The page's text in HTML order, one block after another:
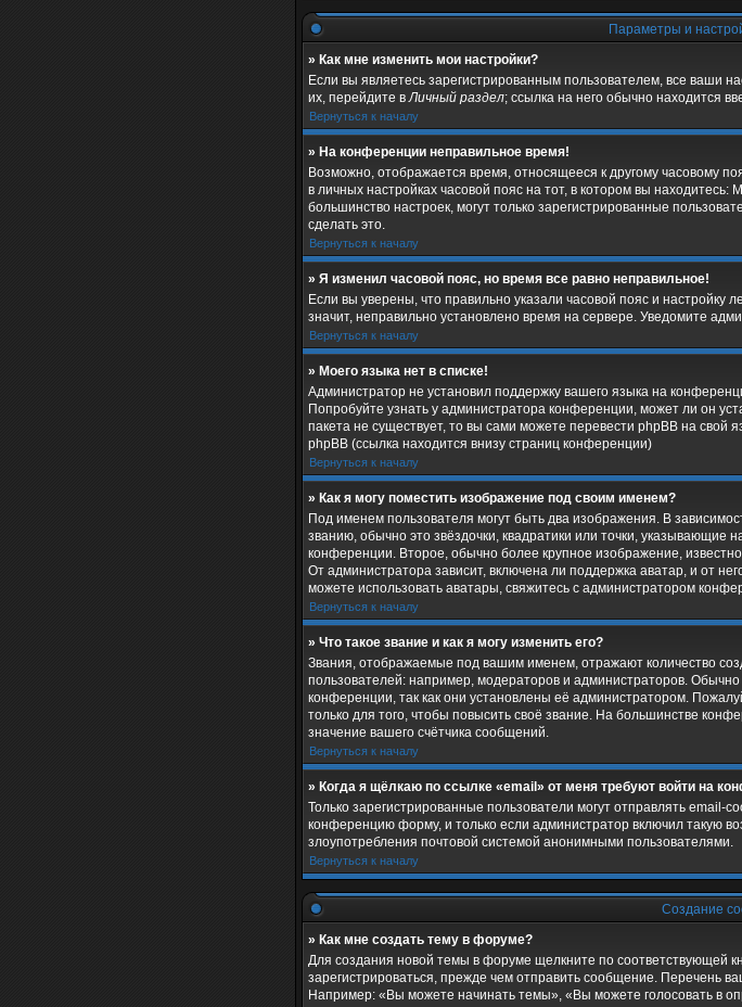
Параметры и
» Как мне изменить мои настройки?
Если вы являетесь зарегистрированным пользователем, все ваши
их, перейдите вЛичный раздел; ссылка на него обычно находится
Вернуться к началу
» На конференции неправильное время!
Возможно, отображается время, относящееся к другому часовому
в личных настройках часовой пояс на тот, в котором вы находитесь:
большинство настроек, могут только зарегистрированные
сделать это.
Вернуться к началу
» Я изменил часовой пояс, но время все равно неправильное!
Если вы уверены, что правильно указали часовой пояс и
значит, неправильно установлено время на сервере. Уведомите
Вернуться к началу
» Моего языка нет в списке!
Администратор не установил поддержку вашего языка на
Попробуйте узнать у администратора конференции, может ли он
пакета не существует, то вы сами можете перевести phpBB на
phpBB (ссылка находится внизу страниц конференции)
Вернуться к началу
» Как я могу поместить изображение под своим именем?
Под именем пользователя могут быть два изображения. В
званию, обычно это звёздочки, квадратики или точки, указывающие
конференции. Второе, обычно более крупное изображение,
От администратора зависит, включена ли поддержка аватар, и от
можете использовать аватары, свяжитесь с администратором
Вернуться к началу
» Что такое звание и как я могу изменить его?
Звания, отображаемые под вашим именем, отражают количество
пользователей: например, модераторов и администраторов.
конференции, так как они установлены её администратором.
только для того, чтобы повысить своё звание. На большинстве
значение вашего счётчика сообщений.
Вернуться к началу
» Когда я щёлкаю по ссылке «email» от меня требуют войти на
Только зарегистрированные пользователи могут отправлять email-
конференцию форму, и только если администратор включил такую
злоупотребления почтовой системой анонимными пользователями.
Вернуться к началу
Создание
» Как мне создать тему в форуме?
Для создания новой темы в форуме щелкните по соответствующей
зарегистрироваться, прежде чем отправить сообщение. Перечень
Например: «Вы можете начинать темы», «Вы можете голосовать в